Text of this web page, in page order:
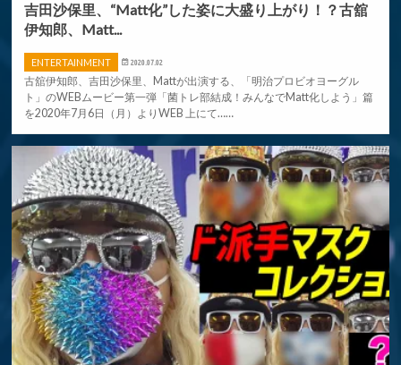
吉田沙保里、“Matt化”した姿に大盛り上がり！？古舘
伊知郎、Matt...
ENTERTAINMENT 2020.07.02
古舘伊知郎、吉田沙保里、Mattが出演する、「明治プロビオヨーグル
ト」のWEBムービー第一弾「菌トレ部結成！みんなでMatt化しよう」篇
を2020年7月6日（月）よりWEB 上にて……